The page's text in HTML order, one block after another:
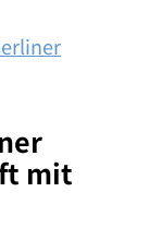
mit